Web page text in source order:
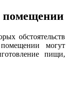
помещении
обстоятельств
могут
пищи,